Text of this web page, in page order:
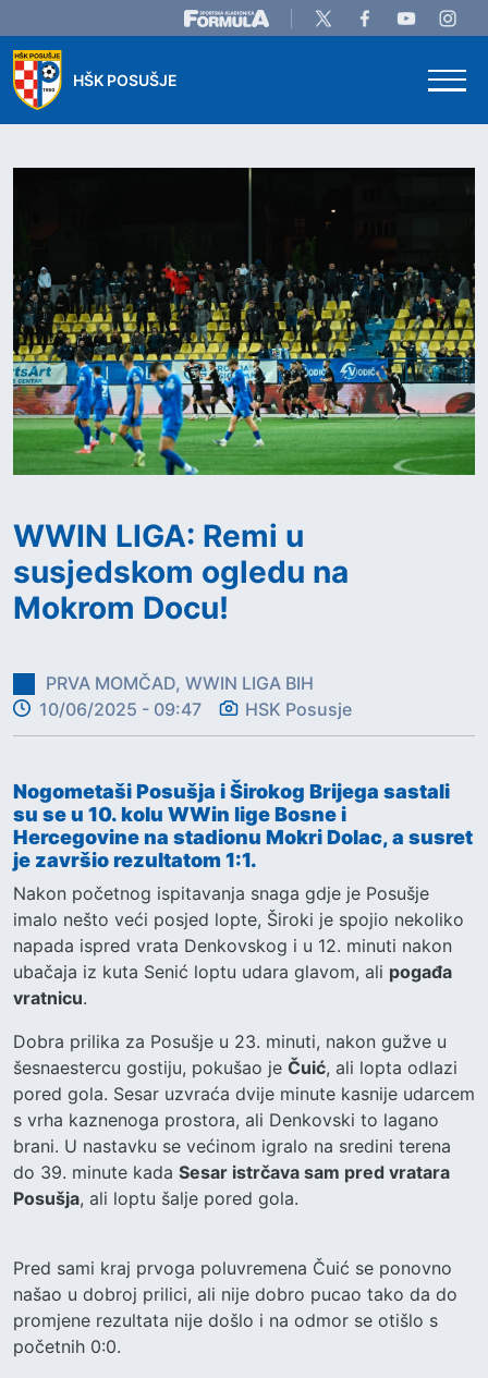
HŠK POSUŠJE
WWIN LIGA: Remi u
susjedskom ogledu na
Mokrom Docu!
PRVA MOMČAD, WWIN LIGA BIH
10/06/2025 - 09:47
HSK Posusje
Nogometaši Posušja i Širokog Brijega sastali
su se u 10. kolu WWin lige Bosne i
Hercegovine na stadionu Mokri Dolac, a susret
je završio rezultatom 1:1.
Nakon početnog ispitavanja snaga gdje je Posušje
imalo nešto veći posjed lopte, Široki je spojio nekoliko
napada ispred vrata Denkovskog i u 12. minuti nakon
ubačaja iz kuta Senić loptu udara glavom, ali pogađa
vratnicu.
Dobra prilika za Posušje u 23. minuti, nakon gužve u
šesnaestercu gostiju, pokušao je Čuić, ali lopta odlazi
pored gola. Sesar uzvraća dvije minute kasnije udarcem
s vrha kaznenoga prostora, ali Denkovski to lagano
brani. U nastavku se većinom igralo na sredini terena
do 39. minute kada Sesar istrčava sam pred vratara
Posušja, ali loptu šalje pored gola.
Pred sami kraj prvoga poluvremena Čuić se ponovno
našao u dobroj prilici, ali nije dobro pucao tako da do
promjene rezultata nije došlo i na odmor se otišlo s
početnih 0:0.